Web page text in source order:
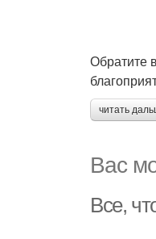
Обратите
читать
Вас
Все,